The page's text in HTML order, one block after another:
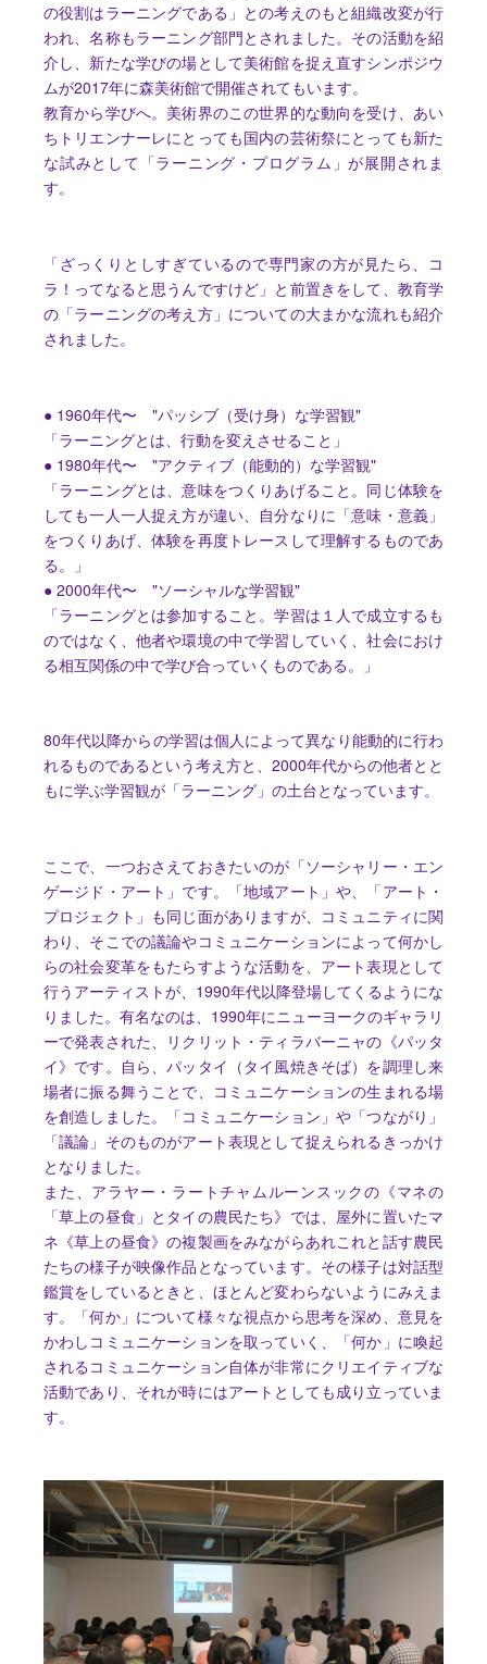
の役割はラーニングである」との考えのもと組織改変が行
われ、名称もラーニング部門とされました。その活動を紹
介し、新たな学びの場として美術館を捉え直すシンポジウ
ムが2017年に森美術館で開催されてもいます。
教育から学びへ。美術界のこの世界的な動向を受け、あい
ちトリエンナーレにとっても国内の芸術祭にとっても新た
な試みとして「ラーニング・プログラム」が展開されま
す。
「ざっくりとしすぎているので専門家の方が見たら、コ
ラ！ってなると思うんですけど」と前置きをして、教育学
の「ラーニングの考え方」についての大まかな流れも紹介
されました。
● 1960年代〜 "パッシブ（受け身）な学習観"
「ラーニングとは、行動を変えさせること」
● 1980年代〜 "アクティブ（能動的）な学習観"
「ラーニングとは、意味をつくりあげること。同じ体験を
しても一人一人捉え方が違い、自分なりに「意味・意義」
をつくりあげ、体験を再度トレースして理解するものであ
る。」
● 2000年代〜 "ソーシャルな学習観"
「ラーニングとは参加すること。学習は１人で成立するも
のではなく、他者や環境の中で学習していく、社会におけ
る相互関係の中で学び合っていくものである。」
80年代以降からの学習は個人によって異なり能動的に行わ
れるものであるという考え方と、2000年代からの他者とと
もに学ぶ学習観が「ラーニング」の土台となっています。
ここで、一つおさえておきたいのが「ソーシャリー・エン
ゲージド・アート」です。「地域アート」や、「アート・
プロジェクト」も同じ面がありますが、コミュニティに関
わり、そこでの議論やコミュニケーションによって何かし
らの社会変革をもたらすような活動を、アート表現として
行うアーティストが、1990年代以降登場してくるようにな
りました。有名なのは、1990年にニューヨークのギャラリ
ーで発表された、リクリット・ティラバーニャの《パッタ
イ》です。自ら、パッタイ（タイ風焼きそば）を調理し来
場者に振る舞うことで、コミュニケーションの生まれる場
を創造しました。「コミュニケーション」や「つながり」
「議論」そのものがアート表現として捉えられるきっかけ
となりました。
また、アラヤー・ラートチャムルーンスックの《マネの
「草上の昼食」とタイの農民たち》では、屋外に置いたマ
ネ《草上の昼食》の複製画をみながらあれこれと話す農民
たちの様子が映像作品となっています。その様子は対話型
鑑賞をしているときと、ほとんど変わらないようにみえま
す。「何か」について様々な視点から思考を深め、意見を
かわしコミュニケーションを取っていく、「何か」に喚起
されるコミュニケーション自体が非常にクリエイティブな
活動であり、それが時にはアートとしても成り立っていま
す。